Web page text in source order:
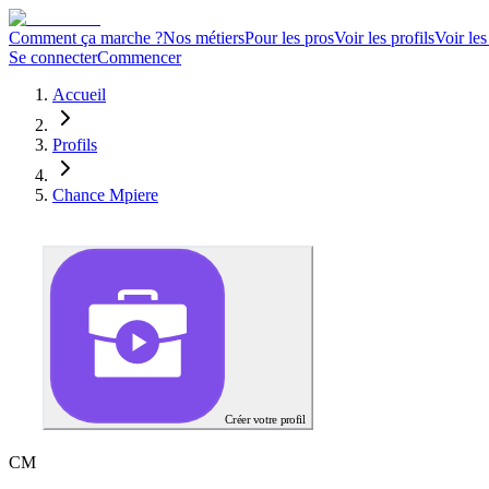
Comment ça marche ?Nos métiersPour les prosVoir les profilsVoir
Se connecterCommencer
Accueil
Profils
Chance Mpiere
Créer votre profil
CM